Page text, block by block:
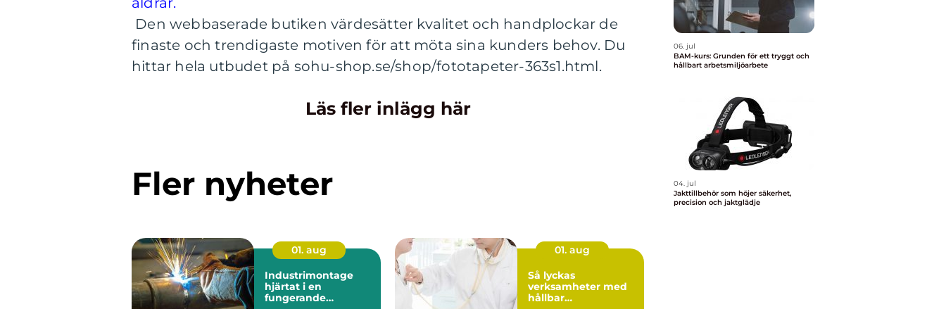
Den webbaserade butiken värdesätter kvalitet och handplockar de
finaste och trendigaste motiven för att möta sina kunders behov. Du
hittar hela utbudet på sohu-shop.se/shop/fototapeter-363s1.html.
Läs fler inlägg här
Fler nyheter
01. aug
Industrimontage
hjärtat i en
fungerande
01. aug
Så lyckas
verksamheter med
hållbar
06. jul
BAM-kurs: Grunden för ett tryggt och
hållbart arbetsmiljöarbete
04. jul
Jakttillbehör som höjer säkerhet,
precision och jaktglädje